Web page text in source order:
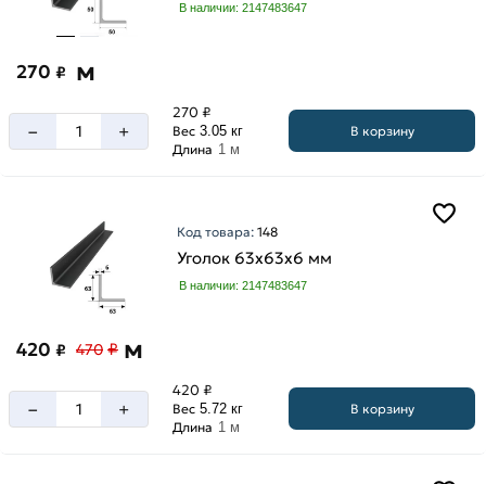
В наличии: 2147483647
270 ₽ м
– +
270 ₽
Вес 3.05 кг
Длина 1 м
В корзину
Код товара:148
Уголок 63х63х6 мм
В наличии: 2147483647
420 ₽ 470 ₽ м
– +
420 ₽
Вес 5.72 кг
Длина 1 м
В корзину